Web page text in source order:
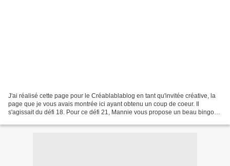
J'ai réalisé cette page pour le Créablablablog en tant qu'invitée créative, la
page que je vous avais montrée ici ayant obtenu un coup de coeur. Il
s'agissait du défi 18. Pour ce défi 21, Mannie vous propose un beau bingo